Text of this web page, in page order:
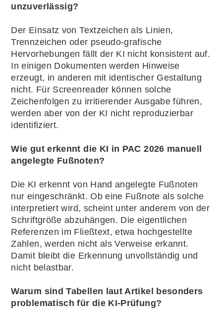
unzuverlässig?
Der Einsatz von Textzeichen als Linien,
Trennzeichen oder pseudo-grafische
Hervorhebungen fällt der KI nicht konsistent auf.
In einigen Dokumenten werden Hinweise
erzeugt, in anderen mit identischer Gestaltung
nicht. Für Screenreader können solche
Zeichenfolgen zu irritierender Ausgabe führen,
werden aber von der KI nicht reproduzierbar
identifiziert.
Wie gut erkennt die KI in PAC 2026 manuell
angelegte Fußnoten?
Die KI erkennt von Hand angelegte Fußnoten
nur eingeschränkt. Ob eine Fußnote als solche
interpretiert wird, scheint unter anderem von der
Schriftgröße abzuhängen. Die eigentlichen
Referenzen im Fließtext, etwa hochgestellte
Zahlen, werden nicht als Verweise erkannt.
Damit bleibt die Erkennung unvollständig und
nicht belastbar.
Warum sind Tabellen laut Artikel besonders
problematisch für die KI-Prüfung?